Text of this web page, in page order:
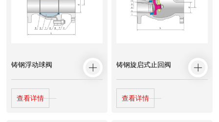
铸钢浮动球阀
查看详情
铸钢旋启式止回阀
查看详情